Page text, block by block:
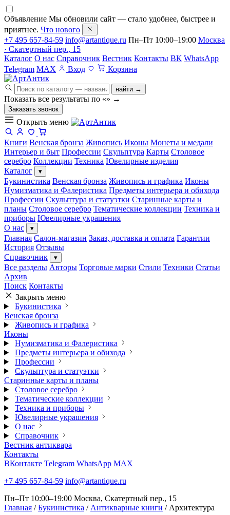
Объявление Мы обновили сайт — стало удобнее, быстрее и
приятнее. Что нового
+7 495 657-84-59 info@artantique.ru Пн–Пт 10:00–19:00 Москва
· Скатертный пер., 15
Каталог О нас Справочник Вестник Контакты ВК WhatsApp
Telegram MAX Вход Корзина
найти →
Показать все результаты по «» →
Заказать звонок
Открыть меню
Книги Венская бронза Живопись Иконы Монеты и медали
Интерьер и быт Профессии Скульптура Карты Столовое
серебро Коллекции Техника Ювелирные изделия
Каталог
▾
Букинистика Венская бронза Живопись и графика Иконы
Нумизматика и Фалеристика Предметы интерьера и обихода
Профессии Скульптура и статуэтки Старинные карты и
планы Столовое серебро Тематические коллекции Техника и
приборы Ювелирные украшения
О нас
▾
Главная Салон-магазин Заказ, доставка и оплата Гарантии
История Отзывы
Справочник
▾
Все разделы Авторы Торговые марки Стили Техники Статьи
Архив
Поиск Контакты
Закрыть меню
Букинистика
Венская бронза
Живопись и графика
Иконы
Нумизматика и Фалеристика
Предметы интерьера и обихода
Профессии
Скульптура и статуэтки
Старинные карты и планы
Столовое серебро
Тематические коллекции
Техника и приборы
Ювелирные украшения
О нас
Справочник
Вестник антиквара
Контакты
ВКонтакте Telegram WhatsApp MAX
+7 495 657-84-59 info@artantique.ru
Пн–Пт 10:00–19:00 Москва, Скатертный пер., 15
Главная / Букинистика / Антикварные книги / Архитектура